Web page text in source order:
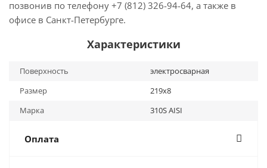
позвонив по телефону +7 (812) 326-94-64, а также в
офисе в Санкт-Петербурге.
Характеристики
Поверхность
электросварная
Размер
219х8
Марка
310S AISI
Оплата